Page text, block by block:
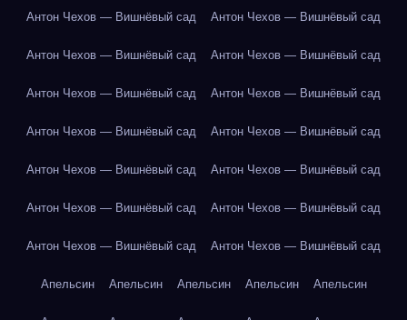
Антон Чехов — Вишнёвый сад Антон Чехов — Вишнёвый сад
Антон Чехов — Вишнёвый сад Антон Чехов — Вишнёвый сад
Антон Чехов — Вишнёвый сад Антон Чехов — Вишнёвый сад
Антон Чехов — Вишнёвый сад Антон Чехов — Вишнёвый сад
Антон Чехов — Вишнёвый сад Антон Чехов — Вишнёвый сад
Антон Чехов — Вишнёвый сад Антон Чехов — Вишнёвый сад
Антон Чехов — Вишнёвый сад Антон Чехов — Вишнёвый сад
Апельсин Апельсин Апельсин Апельсин Апельсин